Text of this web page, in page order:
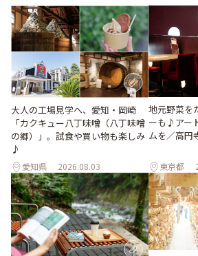
大人の工場見学へ、愛知・岡崎
「カクキュー八丁味噌（八丁味噌
の郷）」。試食や買い物も楽しみ
♪
愛知県 2026.08.03
地元野菜を
ーも♪アー
ムを／高円
東京都